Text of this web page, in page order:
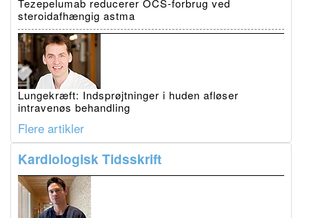
steroidafhængig astma
Lungekræft: Indsprøjtninger i huden afløser
intravenøs behandling
Flere artikler
Kardiologisk Tidsskrift